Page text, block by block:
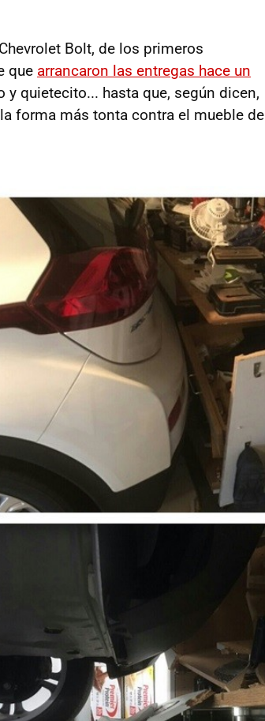
Bolt, de los primeros
que arrancaron las entregas hace un
quietecito... hasta que, según dicen,
forma más tonta contra el mueble de